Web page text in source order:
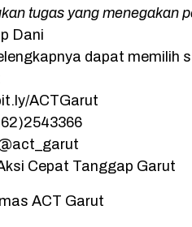
tugas yang menegakan
Dani
dapat memilih
ACTGarut
Cepat Tanggap Garut
ACT Garut